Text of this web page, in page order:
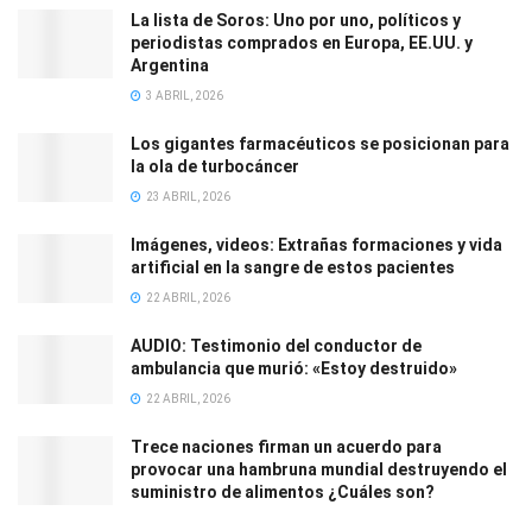
La lista de Soros: Uno por uno, políticos y
periodistas comprados en Europa, EE.UU. y
Argentina
3 ABRIL, 2026
Los gigantes farmacéuticos se posicionan para
la ola de turbocáncer
23 ABRIL, 2026
Imágenes, videos: Extrañas formaciones y vida
artificial en la sangre de estos pacientes
22 ABRIL, 2026
AUDIO: Testimonio del conductor de
ambulancia que murió: «Estoy destruido»
22 ABRIL, 2026
Trece naciones firman un acuerdo para
provocar una hambruna mundial destruyendo el
suministro de alimentos ¿Cuáles son?